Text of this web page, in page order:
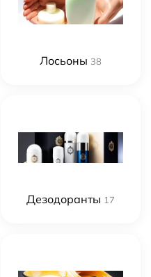
Лосьоны 38
Дезодоранты 17